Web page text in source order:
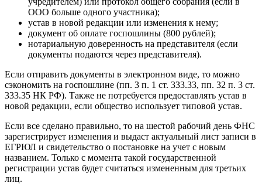
ООО больше одного участника);
устав в новой редакции или изменения к нему;
документ об оплате госпошлины (800 рублей);
нотариальную доверенность на представителя (если
документы подаются через представителя).
Если отправить документы в электронном виде, то можно
сэкономить на госпошлине (пп. 3 п. 1 ст. 333.33, пп. 32 п. 3 ст.
333.35 НК РФ). Также не потребуется предоставлять устав в
новой редакции, если общество использует типовой устав.
Если все сделано правильно, то на шестой рабочий день ФНС
зарегистрирует изменения и выдаст актуальный лист записи в
ЕГРЮЛ и свидетельство о постановке на учет с новым
названием. Только с момента такой государственной
регистрации устав будет считаться измененным для третьих
лиц.